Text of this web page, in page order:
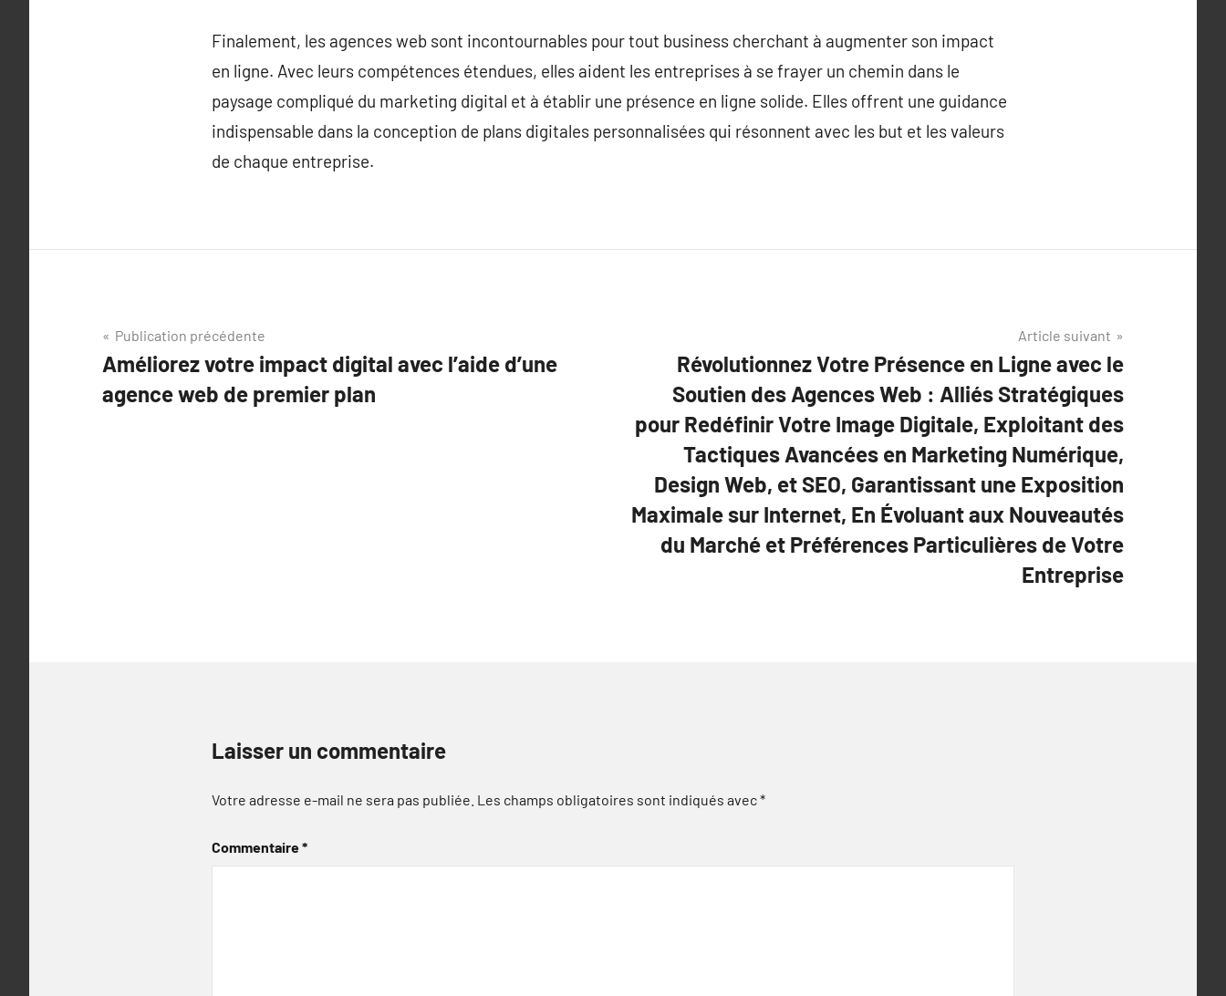
Finalement, les agences web sont incontournables pour tout business cherchant à augmenter son impact
en ligne. Avec leurs compétences étendues, elles aident les entreprises à se frayer un chemin dans le
paysage compliqué du marketing digital et à établir une présence en ligne solide. Elles offrent une guidance
indispensable dans la conception de plans digitales personnalisées qui résonnent avec les but et les valeurs
de chaque entreprise.
Navigation
de
l’article
Publication précédente
Améliorez votre impact digital avec l’aide d’une
agence web de premier plan
Article suivant
Révolutionnez Votre Présence en Ligne avec le
Soutien des Agences Web : Alliés Stratégiques
pour Redéfinir Votre Image Digitale, Exploitant des
Tactiques Avancées en Marketing Numérique,
Design Web, et SEO, Garantissant une Exposition
Maximale sur Internet, En Évoluant aux Nouveautés
du Marché et Préférences Particulières de Votre
Entreprise
Laisser un commentaire
Votre adresse e-mail ne sera pas publiée. Les champs obligatoires sont indiqués avec*
Commentaire*